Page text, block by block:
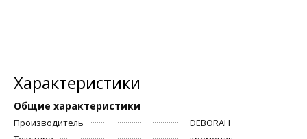
Характеристики
Общие характеристики
Производитель
DEBORAH